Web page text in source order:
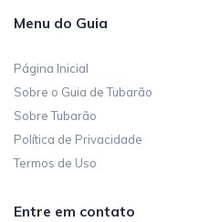
Menu do Guia
Página Inicial
Sobre o Guia de Tubarão
Sobre Tubarão
Política de Privacidade
Termos de Uso
Entre em contato